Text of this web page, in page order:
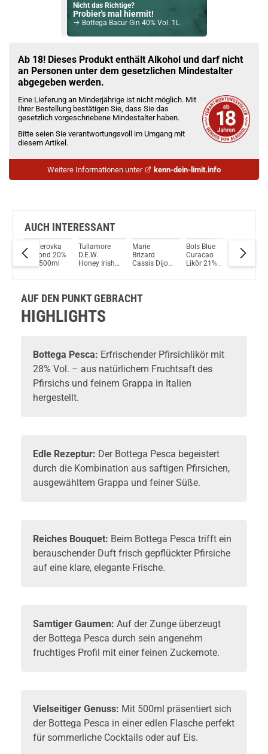
Nicht das Richtige?
Probier's mal hiermit!
Bottega Bacur Gin 40% Vol. 1L
Check das mal!
Dictador 2 Masters Royal Tokaji 1982 Rum 44% Vol. 700ml
Du willst Kröten sparen?
Schau mal hier!
OneVape Air MOD 60 1500mAh 6,0ml Pod Kit Blau
Ab 18! Dieses Produkt enthält Alkohol und darf nicht
an Personen unter dem gesetzlichen Mindestalter
abgegeben werden.
Eine Lieferung an Minderjährige ist nicht möglich. Mit
Ihrer Bestellung bestätigen Sie, dass Sie das
gesetzlich vorgeschriebene Mindestalter haben.
Bitte seien Sie verantwortungsvoll im Umgang mit
diesem Artikel.
Weitere Informationen unter kenn-dein-limit.info
AUCH INTERESSANT
Becherovka
Lemond 20%
Vol. 500ml
Tullamore
D.E.W.
Honey Irish
Marie
Brizard
Cassis Dijon
Bols Blue
Curacao
Likör 21%
Bols
AUF DEN PUNKT GEBRACHT
HIGHLIGHTS
Bottega Pesca: Erfrischender Pfirsichlikörmit
28% Vol. – aus natürlichem Fruchtsaft des
Pfirsichs und feinem Grappa in Italien
hergestellt.
Edle Rezeptur: Der Bottega Pesca begeistert
durch die Kombination aus saftigen Pfirsichen,
ausgewähltem Grappa und feiner Süße.
Reiches Bouquet: Beim Bottega Pesca trifft ein
berauschender Duft frisch gepflückter Pfirsiche
auf eine klare, elegante Frische.
Samtiger Gaumen: Auf der Zunge überzeugt
der Bottega Pesca durch sein angenehm
fruchtiges Profil mit einer feinen Zuckernote.
Vielseitiger Genuss: Mit 500ml präsentiert sich
der Bottega Pesca in einer edlen Flasche perfekt
für sommerliche Cocktails oder auf Eis.